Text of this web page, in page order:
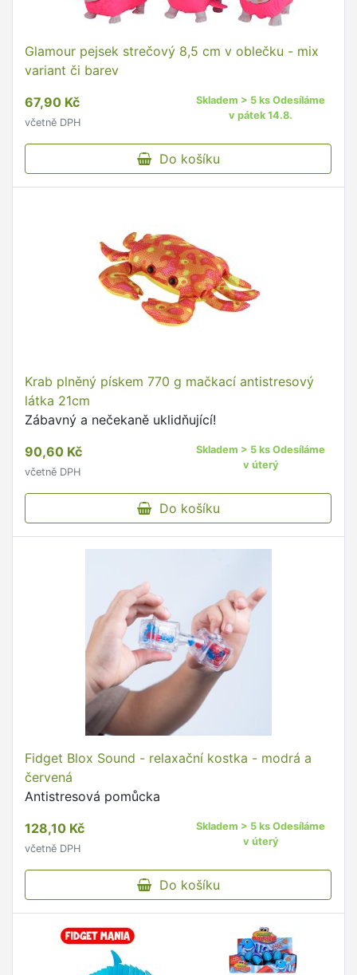
Glamour pejsek strečový 8,5 cm v oblečku - mix
variant či barev
67,90 Kč
včetně DPH
Skladem > 5 ks Odesíláme
v pátek 14.8.
Do košíku
Krab plněný pískem 770 g mačkací antistresový
látka 21cm
Zábavný a nečekaně uklidňující!
90,60 Kč
včetně DPH
Skladem > 5 ks Odesíláme
v úterý
Do košíku
Fidget Blox Sound - relaxační kostka - modrá a
červená
Antistresová pomůcka
128,10 Kč
včetně DPH
Skladem > 5 ks Odesíláme
v úterý
Do košíku